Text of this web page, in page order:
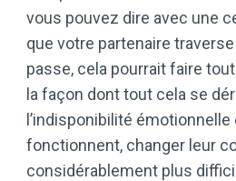
vous pouvez dire avec une
que votre partenaire
passe, cela pourrait faire
la façon dont tout cela se
l’indisponibilité
fonctionnent, changer leur
considérablement plus